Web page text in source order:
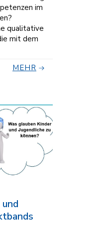
im
qualitative
mit dem
MEHR